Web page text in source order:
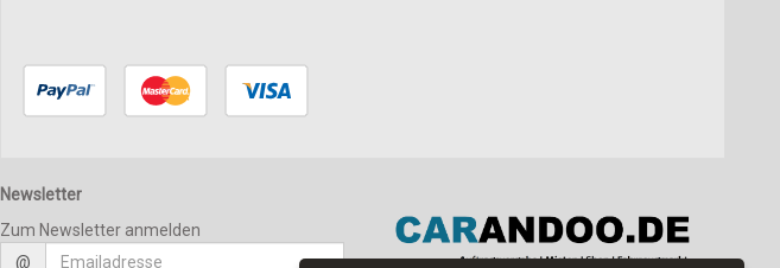
Newsletter
Zum Newsletter anmelden
@